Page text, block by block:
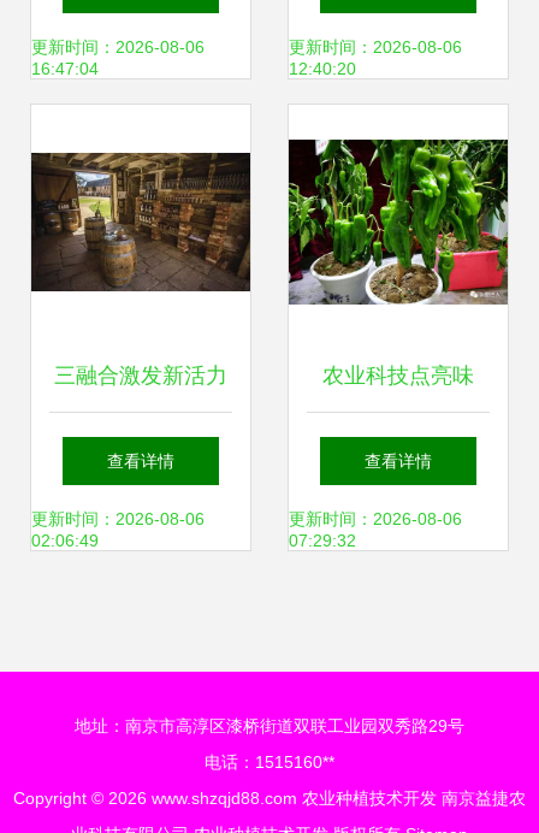
摘经济”激发新疆农
更新时间：2026-08-06
16:47:04
增效农民增收
更新时间：2026-08-06
12:40:20
三融合激发新活力
文化数字网赋能农
技开发与产业升级
查看详情
更新时间：2026-08-06
02:06:49
农业科技点亮味
蕾，2.5万种舌尖盛
宴绽放农博会，驱
查看详情
更新时间：2026-08-06
07:29:32
地址：南京市高淳区漆桥街道双联工业园双秀路29号
电话：1515160**
Copyright © 2026 www.shzqjd88.com 农业种植技术开发 南京益捷农